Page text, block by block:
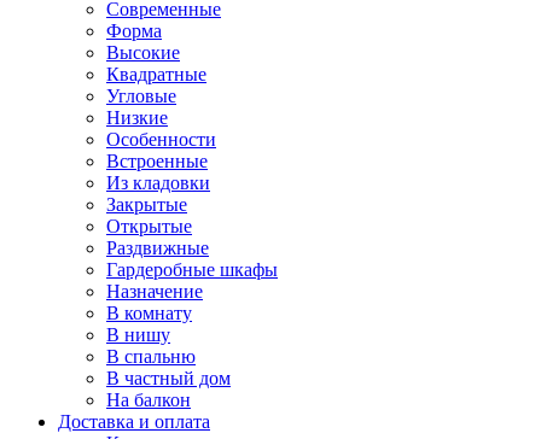
Современные
Форма
Высокие
Квадратные
Угловые
Низкие
Особенности
Встроенные
Из кладовки
Закрытые
Открытые
Раздвижные
Гардеробные шкафы
Назначение
В комнату
В нишу
В спальню
В частный дом
На балкон
Доставка и оплата